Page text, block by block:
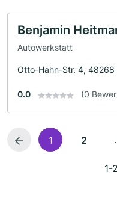
Benjamin
Autowerkstatt
Otto-Hahn-Str. 4, 48268
0.0 (0
1 2
1-